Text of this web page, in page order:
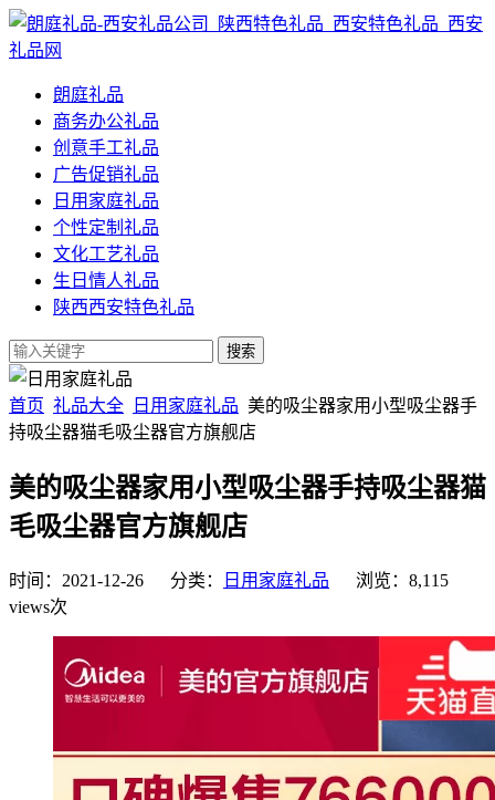
朗庭礼品
商务办公礼品
创意手工礼品
广告促销礼品
日用家庭礼品
个性定制礼品
文化工艺礼品
生日情人礼品
陕西西安特色礼品
首页 礼品大全 日用家庭礼品 美的吸尘器家用小型吸尘器手
持吸尘器猫毛吸尘器官方旗舰店
美的吸尘器家用小型吸尘器手持吸尘器猫
毛吸尘器官方旗舰店
时间：2021-12-26 分类： 日用家庭礼品 浏览：8,115
views次